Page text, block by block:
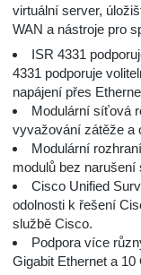
virtuální server,
WAN a nástroje pro
ISR 4331
4331 podporuje
napájení přes
Modulární síťová
vyvažování zátěže a
Modulární
modulů bez narušení
Cisco Unified
odolnosti k řešení
službě Cisco.
Podpora více
Gigabit Ethernet a 10